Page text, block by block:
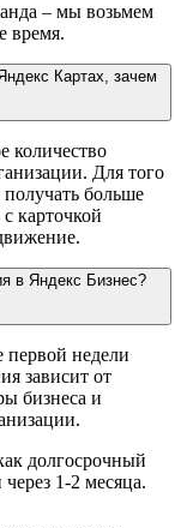
– мы возьмем
время.
Картах, зачем
количество
Для того
больше
карточкой
в Яндекс Бизнес?
первой недели
зависит от
бизнеса и
долгосрочный
1-2 месяца.